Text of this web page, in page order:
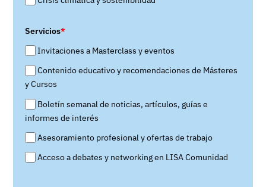
Servicios*
Invitaciones a Masterclass y eventos
Contenido educativo y recomendaciones de Másteres
y Cursos
Boletín semanal de noticias, artículos, guías e
informes de interés
Asesoramiento profesional y ofertas de trabajo
Acceso a debates y networking en LISA Comunidad